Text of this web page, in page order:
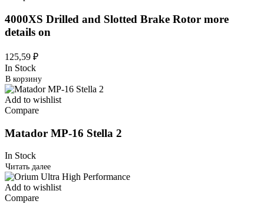
4000XS Drilled and Slotted Brake Rotor more
details on
125,59 ₽
In Stock
В корзину
Add to wishlist
Compare
Matador MP-16 Stella 2
In Stock
Читать далее
Add to wishlist
Compare